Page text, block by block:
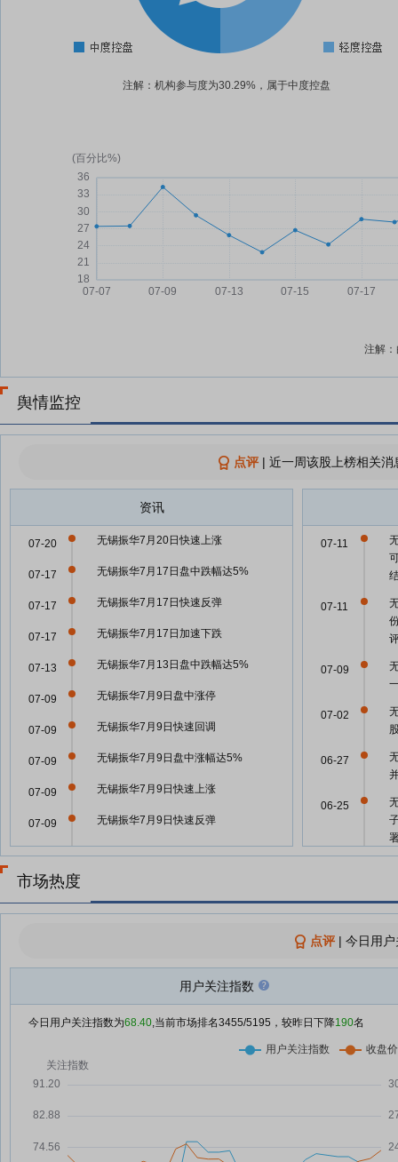
注解：机构参与度为30.29%，属于中度控盘
注解
舆情监控
点评| 近一周该股上榜相关
资讯
无锡振华7月20日快速上涨
07-20
无锡振华7月17日盘中跌幅达5%
07-17
无锡振华7月17日快速反弹
07-17
无锡振华7月17日加速下跌
07-17
无锡振华7月13日盘中跌幅达5%
07-13
无锡振华7月9日盘中涨停
07-09
无锡振华7月9日快速回调
07-09
无锡振华7月9日盘中涨幅达5%
07-09
无锡振华7月9日快速上涨
07-09
无锡振华7月9日快速反弹
07-09
司AI编程工具Claude Code存安全
07-09
持计划，两个多月前刚套现1.67亿
持公司不超2%股份
07-08
无锡振华：控股股东及其一致行动
07-08
无锡振华：多位股东计划减持公司
07-08
07-11
07-11
07-09
07-02
06-27
06-25
06-19
06-02
市场热度
点评| 今日用
用户关注指数
今日用户关注指数为68.40,当前市场排名3455/5195，较昨日下降190名